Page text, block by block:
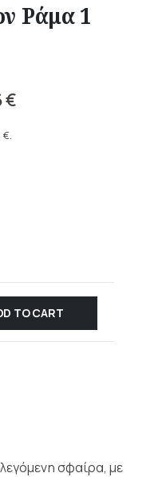
Ράμα 1
€
€.
TO CART
σφαίρα, με